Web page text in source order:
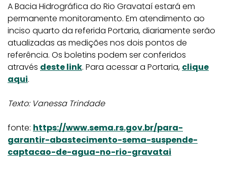
A Bacia Hidrográfica do Rio Gravataí estará em
permanente monitoramento. Em atendimento ao
inciso quarto da referida Portaria, diariamente serão
atualizadas as medições nos dois pontos de
referência. Os boletins podem ser conferidos
através deste link. Para acessar a Portaria, clique
aqui.
Texto: Vanessa Trindade
fonte: https://www.sema.rs.gov.br/para-
garantir-abastecimento-sema-suspende-
captacao-de-agua-no-rio-gravatai